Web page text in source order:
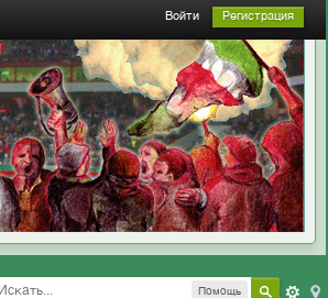
Войти Регистрация
Помощь